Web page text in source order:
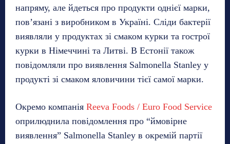
напряму, але йдеться про продукти однієї марки,
пов’язані з виробником в Україні. Сліди бактерії
виявляли у продуктах зі смаком курки та гострої
курки в Німеччині та Литві. В Естонії також
повідомляли про виявлення Salmonella Stanley у
продукті зі смаком яловичини тієї самої марки.
Окремо компанія Reeva Foods / Euro Food Service
оприлюднила повідомлення про “ймовірне
виявлення” Salmonella Stanley в окремій партії